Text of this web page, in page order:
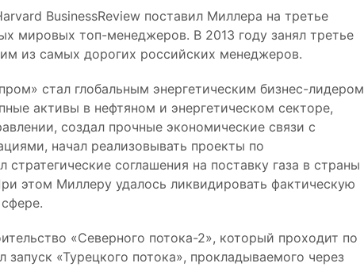
BusinessReview поставил Миллера на третье
мировых топ-менеджеров. В 2013 году занял третье
из самых дорогих российских менеджеров.
стал глобальным энергетическим бизнес-лидером
активы в нефтяном и энергетическом секторе,
создал прочные экономические связи с
начал реализовывать проекты по
соглашения на поставку газа в страны
этом Миллеру удалось ликвидировать фактическую
«Северного потока-2», который проходит по
«Турецкого потока», прокладываемого через